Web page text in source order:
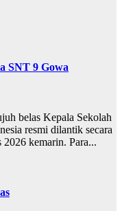
SNT 9 Gowa
belas Kepala Sekolah
resmi dilantik secara
2026 kemarin. Para...